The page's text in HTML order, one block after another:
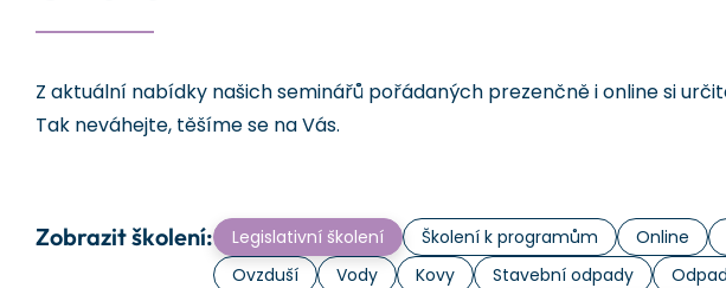
Z aktuální nabídky našich seminářů pořádaných prezenčně i online si
Tak neváhejte, těšíme se na Vás.
Zobrazit školení: Legislativní školení Školení k programům Online
Ovzduší
Vody Kovy Stavební odpady